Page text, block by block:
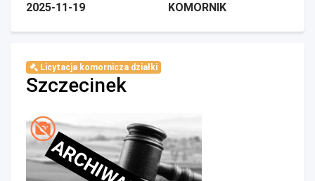
2025-11-19
KOMORNIK
Licytacja komornicza działki
Szczecinek